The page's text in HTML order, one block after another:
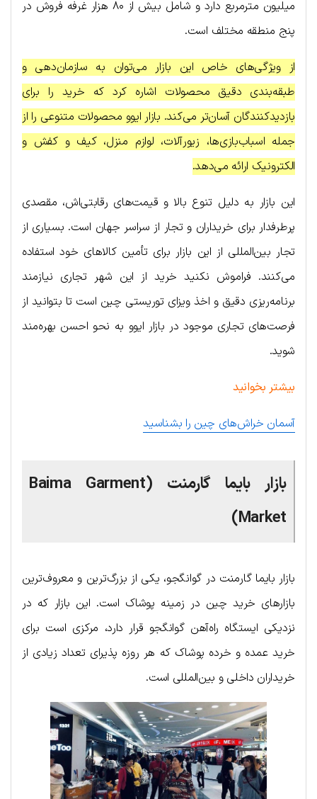
میلیون مترمربع دارد و شامل بیش از ۸۰ هزار غرفه فروش در
پنج منطقه مختلف است.
از ویژگی‌های خاص این بازار می‌توان به سازمان‌دهی و
طبقه‌بندی دقیق محصولات اشاره کرد که خرید را برای
بازدیدکنندگان آسان‌تر می‌کند. بازار ایوو محصولات متنوعی را از
جمله اسباب‌بازی‌ها، زیورآلات، لوازم منزل، کیف و کفش و
الکترونیک ارائه می‌دهد.
این بازار به دلیل تنوع بالا و قیمت‌های رقابتی‌اش، مقصدی
پرطرفدار برای خریداران و تجار از سراسر جهان است. بسیاری از
تجار بین‌المللی از این بازار برای تأمین کالاهای خود استفاده
می‌کنند. فراموش نکنید خرید از این شهر تجاری نیازمند
برنامه‌ریزی دقیق و اخذ ویزای توریستی چین است تا بتوانید از
فرصت‌های تجاری موجود در بازار ایوو به نحو احسن بهره‌مند
شوید.
بیشتر بخوانید
آسمان خراش‌های چین را بشناسید
بازار بایما گارمنت (Baima Garment
Market)
بازار بایما گارمنت در گوانگجو، یکی از بزرگ‌ترین و معروف‌ترین
بازارهای خرید چین در زمینه پوشاک است. این بازار که در
نزدیکی ایستگاه راه‌آهن گوانگجو قرار دارد، مرکزی است برای
خرید عمده و خرده پوشاک که هر روزه پذیرای تعداد زیادی از
خریداران داخلی و بین‌المللی است.